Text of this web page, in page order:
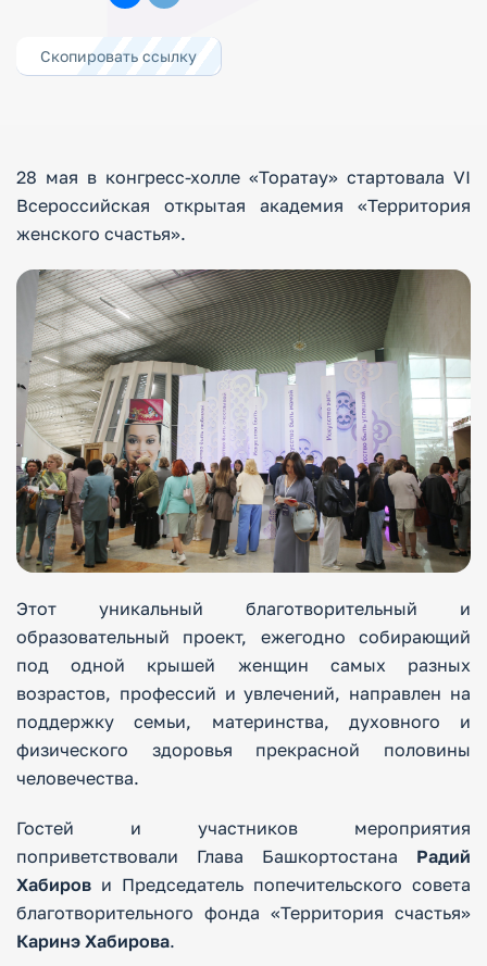
Скопировать ссылку
28 мая в конгресс-холле «Торатау» стартовала VI
Всероссийская открытая академия «Территория
женского счастья».
Этот уникальный благотворительный и
образовательный проект, ежегодно собирающий
под одной крышей женщин самых разных
возрастов, профессий и увлечений, направлен на
поддержку семьи, материнства, духовного и
физического здоровья прекрасной половины
человечества.
Гостей и участников мероприятия
поприветствовали Глава Башкортостана Радий
Хабиров и Председатель попечительского совета
благотворительного фонда «Территория счастья»
Каринэ Хабирова.